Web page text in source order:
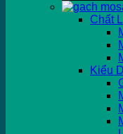
Chất
Kiểu